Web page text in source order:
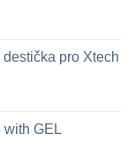
pro Xtech
with GEL